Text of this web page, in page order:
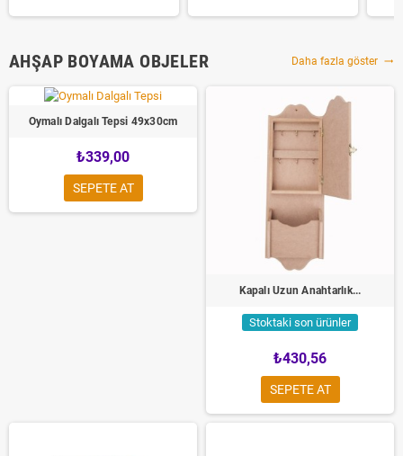
AHŞAP BOYAMA OBJELER Daha fazla göster trending_flat
Oymalı Dalgalı Tepsi 49x30cm
₺339,00
SEPETE AT
Kapalı Uzun Anahtarlık...
Stoktaki son ürünler
₺430,56
SEPETE AT